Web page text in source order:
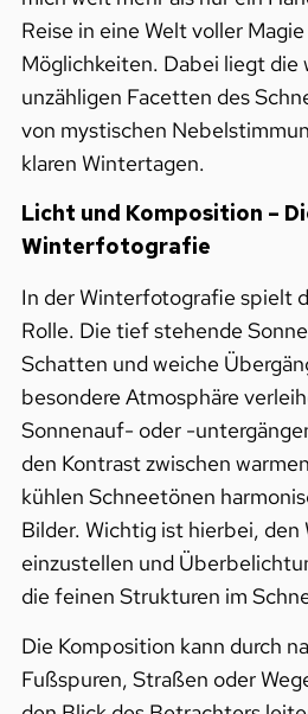
Reise in eine Welt voller
Möglichkeiten. Dabei liegt die
unzähligen Facetten des
von mystischen
klaren Wintertagen.
Licht und Komposition –
Winterfotografie
In der Winterfotografie spielt
Rolle. Die tief stehende
Schatten und weiche
besondere Atmosphäre
Sonnenauf- oder -
den Kontrast zwischen
kühlen Schneetönen
Bilder. Wichtig ist hierbei,
einzustellen und
die feinen Strukturen im
Die Komposition kann durch
Fußspuren, Straßen oder